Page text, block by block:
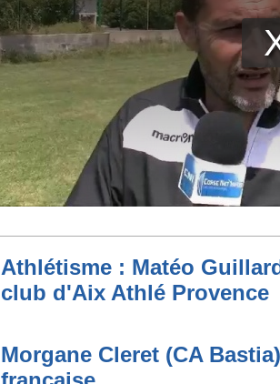
Athlétisme : Matéo
club d'Aix Athlé Provence
Morgane Cleret (CA